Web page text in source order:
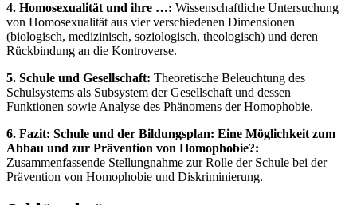
4. Homosexualität und ihre …: Wissenschaftliche Untersuchung
von Homosexualität aus vier verschiedenen Dimensionen
(biologisch, medizinisch, soziologisch, theologisch) und deren
Rückbindung an die Kontroverse.
5. Schule und Gesellschaft: Theoretische Beleuchtung des
Schulsystems als Subsystem der Gesellschaft und dessen
Funktionen sowie Analyse des Phänomens der Homophobie.
6. Fazit: Schule und der Bildungsplan: Eine Möglichkeit zum
Abbau und zur Prävention von Homophobie?:
Zusammenfassende Stellungnahme zur Rolle der Schule bei der
Prävention von Homophobie und Diskriminierung.